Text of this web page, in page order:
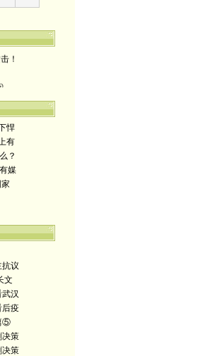
！
。
接）
悍
有
？
媒
抗议
文
武汉
后疫
⑤
决策
决策